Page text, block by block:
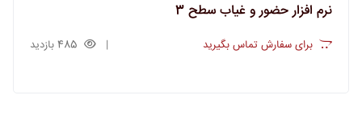
نرم افزار حضور و غیاب سطح 3
برای سفارش تماس بگیرید 485 بازدید